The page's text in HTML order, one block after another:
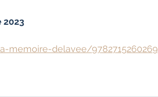
2023
memoire-delavee/9782715260269